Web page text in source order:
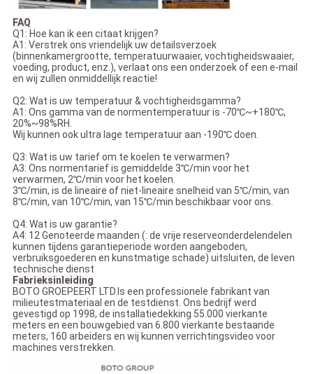
FAQ
Q1: Hoe kan ik een citaat krijgen?
A1: Verstrek ons vriendelijk uw detailsverzoek
(binnenkamergrootte, temperatuurwaaier, vochtigheidswaaier,
voeding, product, enz.), verlaat ons een onderzoek of een e-mail
en wij zullen onmiddellijk reactie!
Q2: Wat is uw temperatuur & vochtigheidsgamma?
A1: Ons gamma van de normentemperatuur is -70℃~+180℃,
20%~98%RH.
Wij kunnen ook ultra lage temperatuur aan -190℃ doen.
Q3: Wat is uw tarief om te koelen te verwarmen?
A3: Ons normentarief is gemiddelde 3℃/min voor het
verwarmen, 2℃/min voor het koelen.
3℃/min, is de lineaire of niet-lineaire snelheid van 5℃/min, van
8℃/min, van 10℃/min, van 15℃/min beschikbaar voor ons.
Q4: Wat is uw garantie?
A4: 12 Genoteerde maanden (: de vrije reserveonderdelendelen
kunnen tijdens garantieperiode worden aangeboden,
verbruiksgoederen en kunstmatige schade) uitsluiten, de leven
technische dienst
Fabrieksinleiding
BOTO GROEPEERT LTD.Is een professionele fabrikant van
milieutestmateriaal en de testdienst. Ons bedrijf werd
gevestigd op 1998, de installatiedekking 55.000 vierkante
meters en een bouwgebied van 6.800 vierkante bestaande
meters, 160 arbeiders en wij kunnen verrichtingsvideo voor
machines verstrekken.